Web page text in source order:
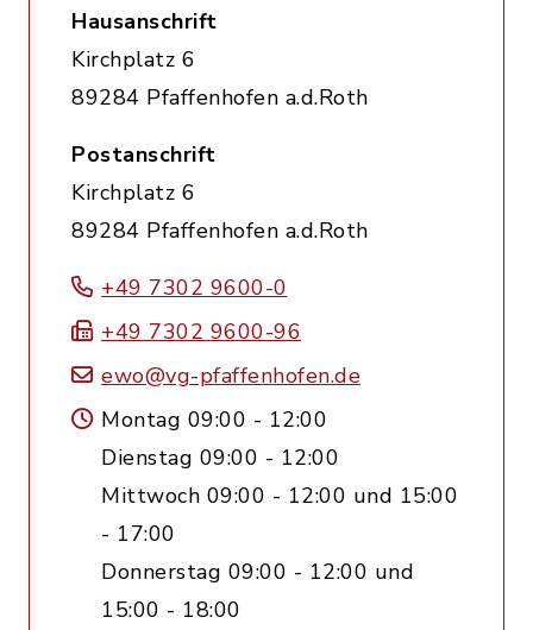
Hausanschrift
Kirchplatz 6
89284 Pfaffenhofen a.d.Roth
Postanschrift
Kirchplatz 6
89284 Pfaffenhofen a.d.Roth
+49 7302 9600-0
+49 7302 9600-96
ewo@vg-pfaffenhofen.de
Montag 09:00 - 12:00
Dienstag 09:00 - 12:00
Mittwoch 09:00 - 12:00 und 15:00
- 17:00
Donnerstag 09:00 - 12:00 und
15:00 - 18:00